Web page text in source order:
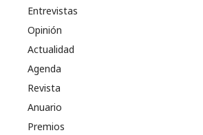
Entrevistas
Opinión
Actualidad
Agenda
Revista
Anuario
Premios